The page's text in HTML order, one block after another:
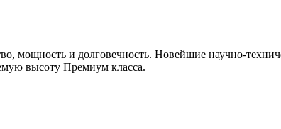
мощность и долговечность. Новейшие научно-
высоту Премиум класса.